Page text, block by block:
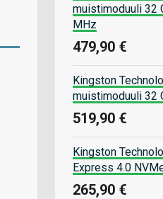
muistimoduuli 32
MHz
479,90 €
Kingston
muistimoduuli 32
519,90 €
Kingston
Express 4.0
265,90 €